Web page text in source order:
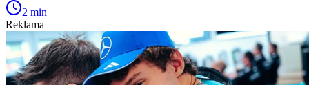
2 min
Reklama